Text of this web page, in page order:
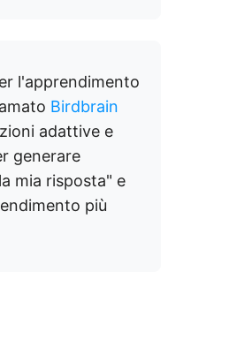
l'apprendimento
Birdbrain
adattive e
generare
mia risposta" e
più